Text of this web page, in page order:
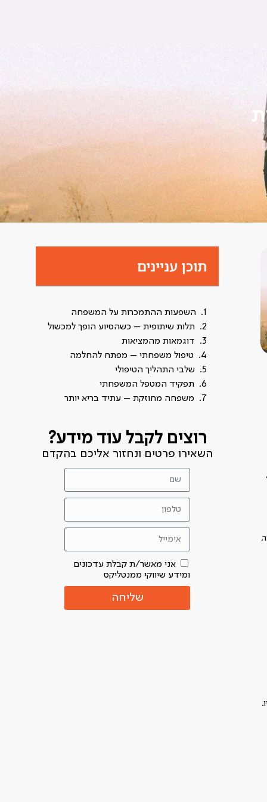
תוכן עניינים
השפעות ההתמכרות על המשפחה
תלות שיתופית – כשהסיוע הופך למכשול
דוגמאות מהמציאות
טיפול משפחתי – מפתח להחלמה
שלבי התהליך הטיפולי
תפקיד המטפל המשפחתי
משפחה מחוזקת – עתיד בריא יותר
רוצים לקבל עוד מידע?
השאירו פרטים ונחזור אליכם בהקדם
אני מאשר/ת קבלת עדכונים
ומידע שיווקי ממנטליקס
שליחה